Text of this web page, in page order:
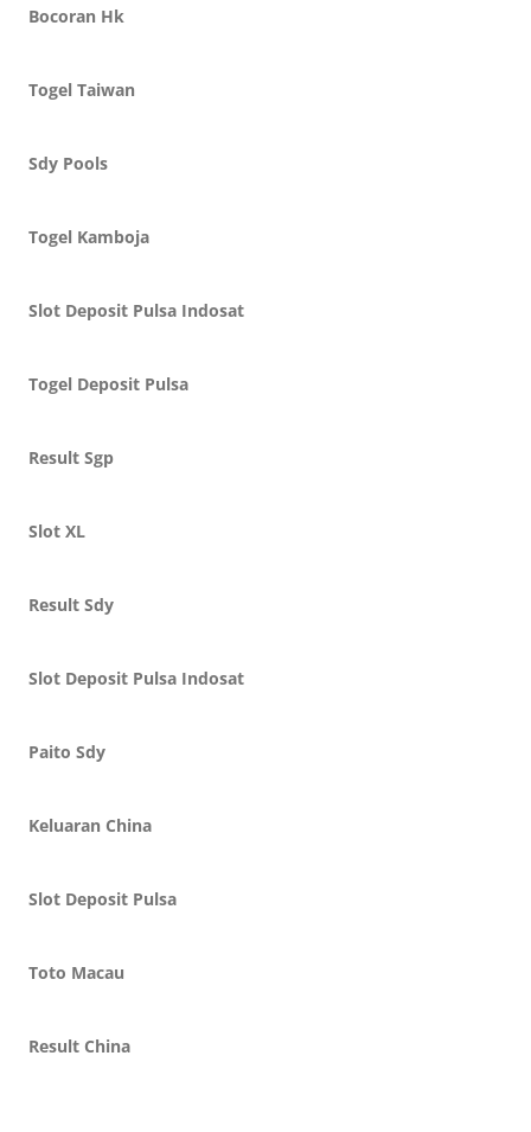
Bocoran Hk
Togel Taiwan
Sdy Pools
Togel Kamboja
Slot Deposit Pulsa Indosat
Togel Deposit Pulsa
Result Sgp
Slot XL
Result Sdy
Slot Deposit Pulsa Indosat
Paito Sdy
Keluaran China
Slot Deposit Pulsa
Toto Macau
Result China